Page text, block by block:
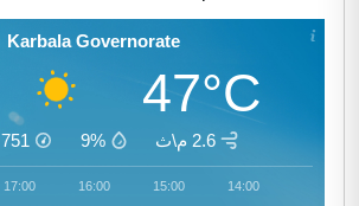
Karbala Governorate
47°C
2.6 م\ث 9%
751
14:00
15:00
16:00
17:00